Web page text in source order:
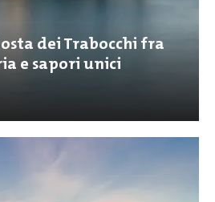
dei Trabocchi fra
e sapori unici